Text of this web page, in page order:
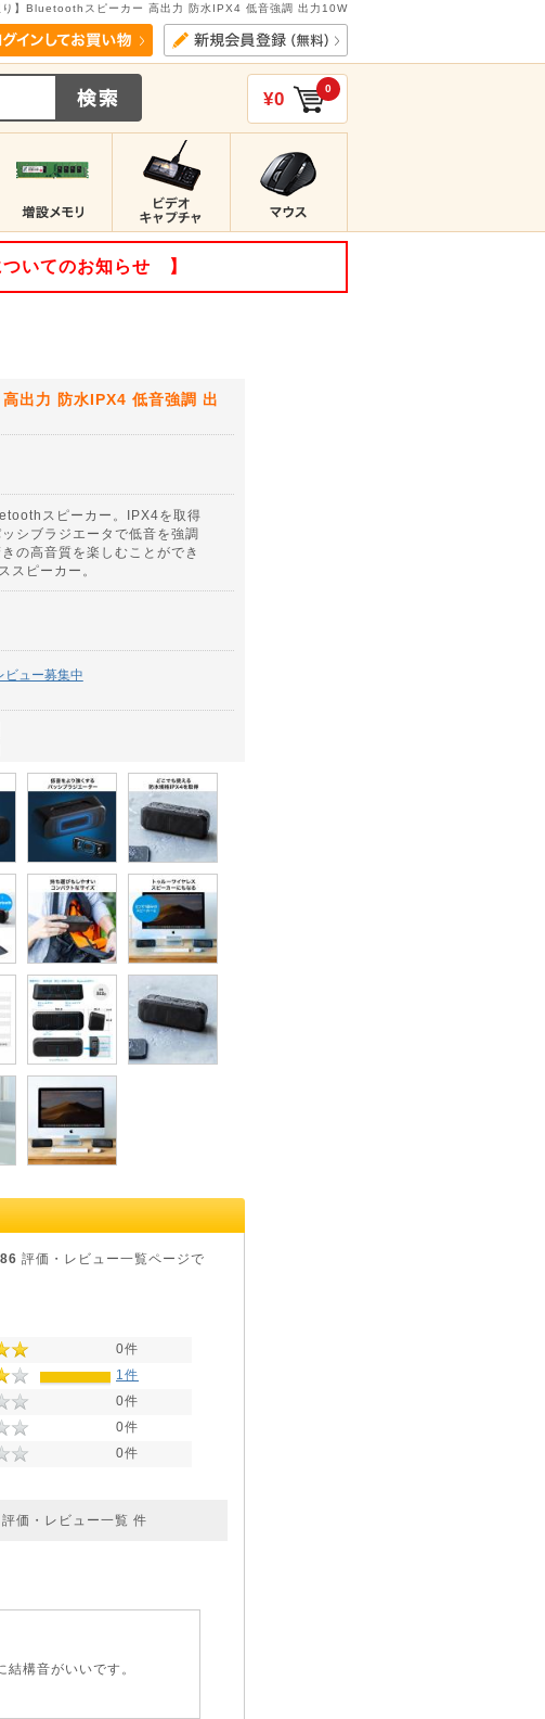
】Bluetoothスピーカー 高出力 防水IPX4 低音強調 出力10W
¥0 0
いてのお知らせ 】
出力 防水IPX4 低音強調 出
スピーカー。IPX4を取得
シブラジエータで低音を強調
の高音質を楽しむことができ
スピーカー。
ビュー募集中
評価・レビュー一覧ページで
0件
1件
0件
0件
0件
評価・レビュー一覧 件
構音がいいです。